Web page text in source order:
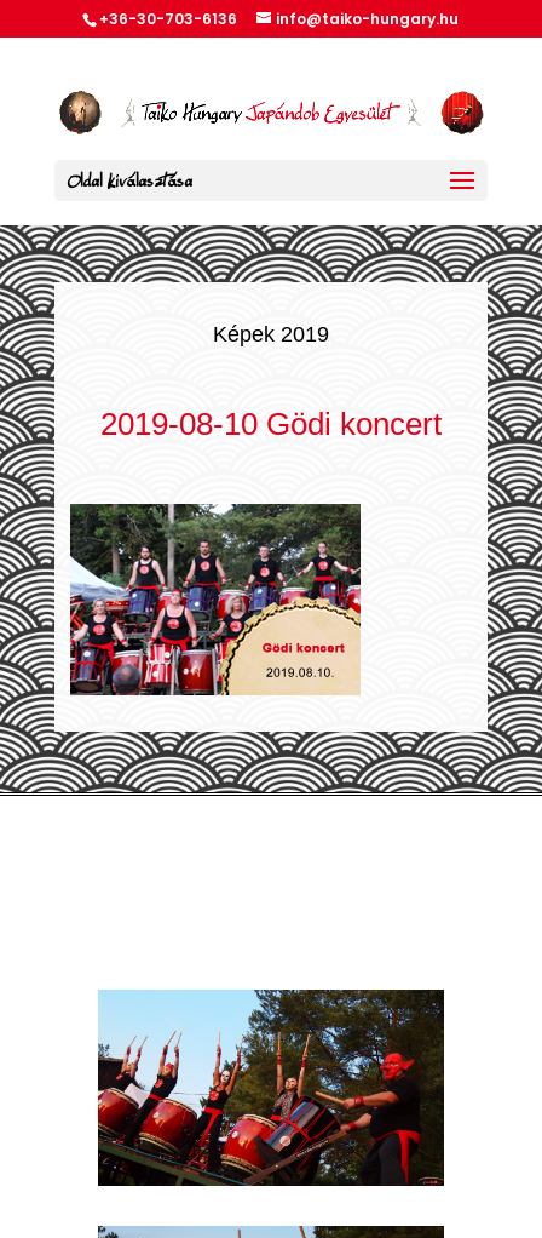
+36-30-703-6136 info@taiko-hungary.hu
Oldal kiválasztása
Képek 2019
2019-08-10 Gödi koncert